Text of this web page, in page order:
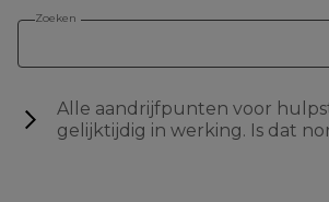
Zoeken
Alle aandrijfpunten voor
gelijktijdig in werking. Is dat